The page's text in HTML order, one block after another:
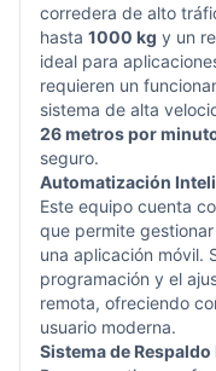
corredera de alto
hasta 1000 kg y un
ideal para
requieren un
sistema de alta
26 metros por
seguro.
Automatización
Este equipo cuenta
que permite
una aplicación móvil.
programación y el
remota, ofreciendo
usuario moderna.
Sistema de